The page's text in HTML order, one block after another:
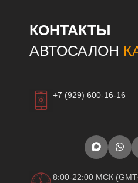
КОНТАКТЫ
АВТОСАЛОН
+7 (929) 600-16-16
8:00-22:00 МСК